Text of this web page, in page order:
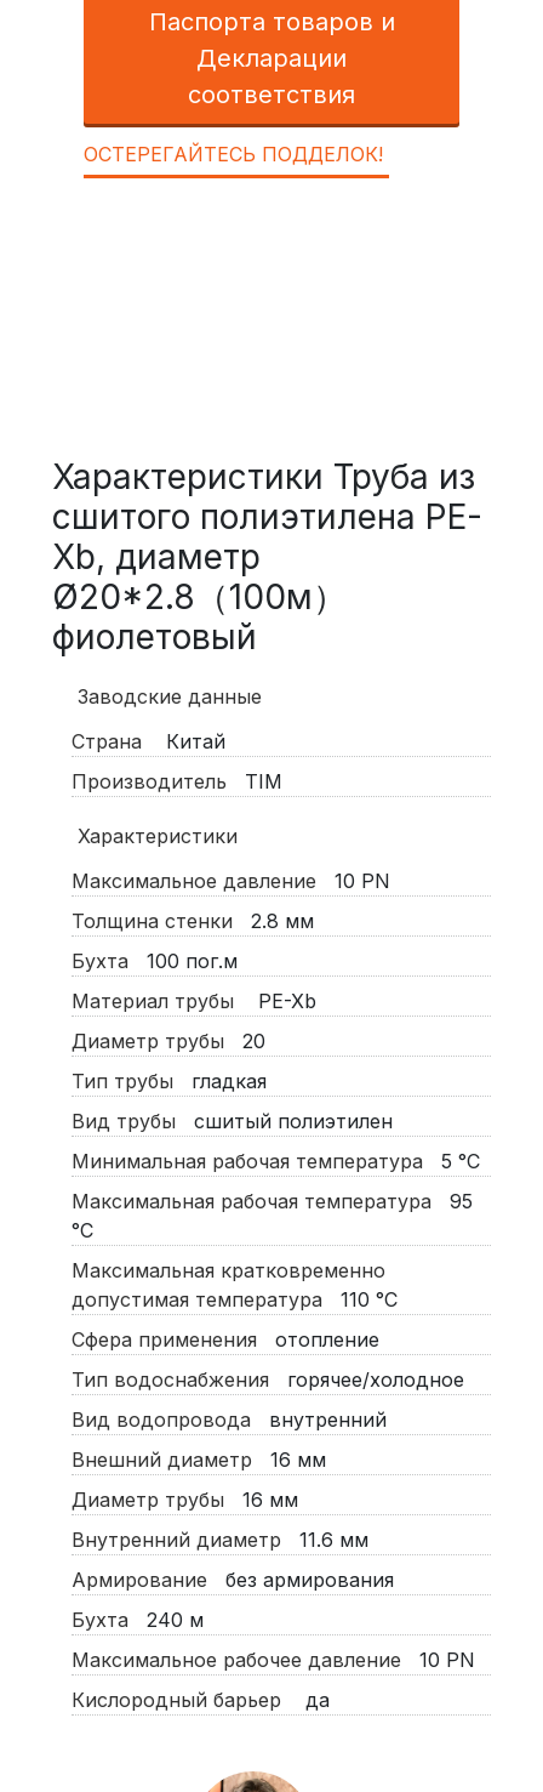
Паспорта товаров и
Декларации
соответствия
ОСТЕРЕГАЙТЕСЬ ПОДДЕЛОК!
Характеристики Труба из
сшитого полиэтилена PE-
Xb, диаметр
Ø20*2.8（100м）
фиолетовый
Заводские данные
Страна
Китай
Производитель
TIM
Характеристики
Максимальное давление
10 PN
Толщина стенки
2.8 мм
Бухта
100 пог.м
Материал трубы
PE-Xb
Диаметр трубы
20
Тип трубы
гладкая
Вид трубы
сшитый полиэтилен
Минимальная рабочая температура
5 °C
Максимальная рабочая температура
95
°C
Максимальная кратковременно
допустимая температура
110 °C
Сфера применения
отопление
Тип водоснабжения
горячее/холодное
Вид водопровода
внутренний
Внешний диаметр
16 мм
Диаметр трубы
16 мм
Внутренний диаметр
11.6 мм
Армирование
без армирования
Бухта
240 м
Максимальное рабочее давление
10 PN
Кислородный барьер
да